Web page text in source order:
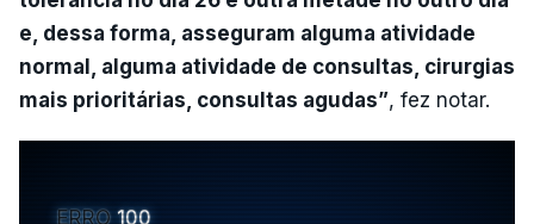
e, dessa forma, asseguram alguma atividade
normal, alguma atividade de consultas, cirurgias
mais prioritárias, consultas agudas”, fez notar.
ERRO 100